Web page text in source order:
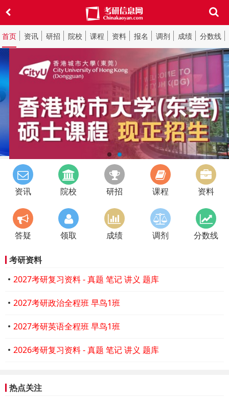
首页 资讯 研招 院校 课程 资料 报名 调剂 成绩 分数线
资讯 院校 研招 课程 资料
答疑 领取 成绩 调剂 分数线
考研资料
2027考研复习资料 - 真题 笔记 讲义 题库
2027考研政治全程班 早鸟1班
2027考研英语全程班 早鸟1班
2026考研复习资料 - 真题 笔记 讲义 题库
热点关注